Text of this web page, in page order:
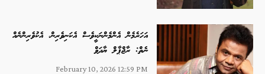
އަހަރެމެން އެންމެންނަކީވެސް އެކަނިވެރިން، އެކުވެރިންނެއް
ނެތް: ރާޖްޕާލް ޔާދަވް
February 10, 2026 12:59 PM